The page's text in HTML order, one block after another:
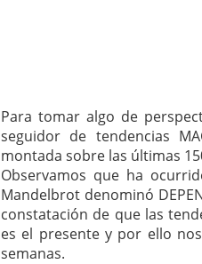
Para tomar algo de
seguidor de tendencias
montada sobre las últimas
Observamos que ha
Mandelbrot denominó
constatación de que las
es el presente y por ello
semanas.